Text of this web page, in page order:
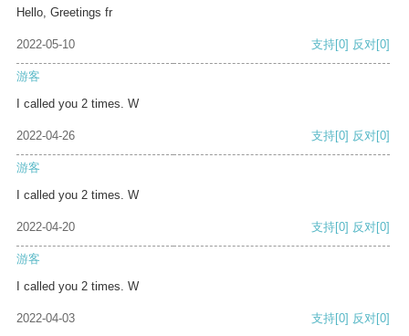
Hello, Greetings fr
2022-05-10 支持[0] 反对[0]
游客
I called you 2 times. W
2022-04-26 支持[0] 反对[0]
游客
I called you 2 times. W
2022-04-20 支持[0] 反对[0]
游客
I called you 2 times. W
2022-04-03 支持[0] 反对[0]